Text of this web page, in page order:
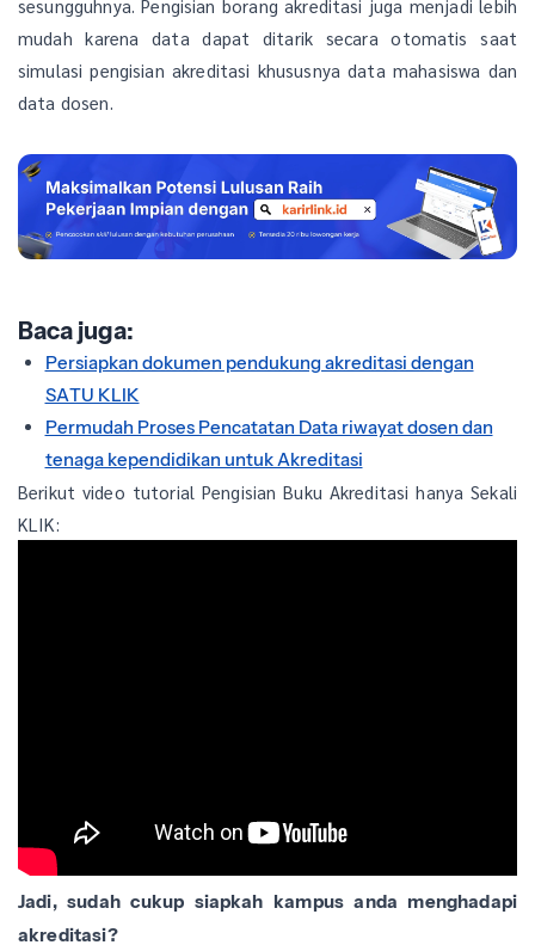
sesungguhnya. Pengisian borang akreditasi juga menjadi lebih
mudah karena data dapat ditarik secara otomatis saat
simulasi pengisian akreditasi khususnya data mahasiswa dan
data dosen.
Baca juga:
Persiapkan dokumen pendukung akreditasi dengan
SATU KLIK
Permudah Proses Pencatatan Data riwayat dosen dan
tenaga kependidikan untuk Akreditasi
Berikut video tutorial Pengisian Buku Akreditasi hanya Sekali
KLIK:
Jadi, sudah cukup siapkah kampus anda menghadapi
akreditasi?